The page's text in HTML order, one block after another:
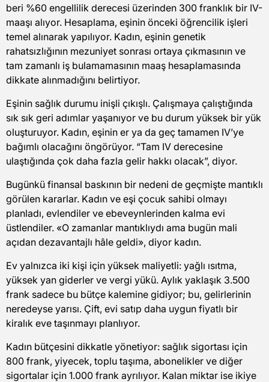
beri %60 engellilik derecesi üzerinden 300 franklık bir IV-
maaşı alıyor. Hesaplama, eşinin önceki öğrencilik işleri
temel alınarak yapılıyor. Kadın, eşinin genetik
rahatsızlığının mezuniyet sonrası ortaya çıkmasının ve
tam zamanlı iş bulamamasının maaş hesaplamasında
dikkate alınmadığını belirtiyor.
Eşinin sağlık durumu inişli çıkışlı. Çalışmaya çalıştığında
sık sık geri adımlar yaşanıyor ve bu durum yüksek bir yük
oluşturuyor. Kadın, eşinin er ya da geç tamamen IV’ye
bağımlı olacağını öngörüyor. “Tam IV derecesine
ulaştığında çok daha fazla gelir hakkı olacak”, diyor.
Bugünkü finansal baskının bir nedeni de geçmişte mantıklı
görülen kararlar. Kadın ve eşi çocuk sahibi olmayı
planladı, evlendiler ve ebeveynlerinden kalma evi
üstlendiler. «O zamanlar mantıklıydı ama bugün mali
açıdan dezavantajlı hâle geldi», diyor kadın.
Ev yalnızca iki kişi için yüksek maliyetli: yağlı ısıtma,
yüksek yan giderler ve vergi yükü. Aylık yaklaşık 3.500
frank sadece bu bütçe kalemine gidiyor; bu, gelirlerinin
neredeyse yarısı. Çift, evi satıp daha uygun fiyatlı bir
kiralık eve taşınmayı planlıyor.
Kadın bütçesini dikkatle yönetiyor: sağlık sigortası için
800 frank, yiyecek, toplu taşıma, abonelikler ve diğer
sigortalar için 1.000 frank ayrılıyor. Kalan miktar ise ikiye